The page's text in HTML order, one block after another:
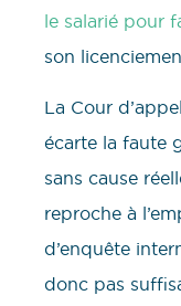
le salarié pour
son
La Cour
écarte la faute
sans cause
reproche à
d’enquête
donc pas